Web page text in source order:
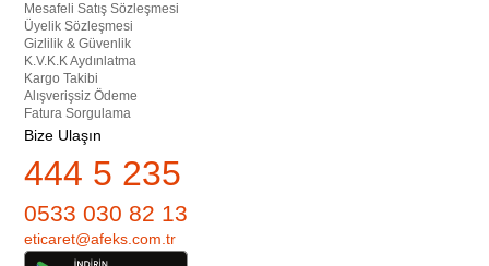
Mesafeli Satış Sözleşmesi
Üyelik Sözleşmesi
Gizlilik & Güvenlik
K.V.K.K Aydınlatma
Kargo Takibi
Alışverişsiz Ödeme
Fatura Sorgulama
Bize Ulaşın
444 5 235
0533 030 82 13
eticaret@afeks.com.tr